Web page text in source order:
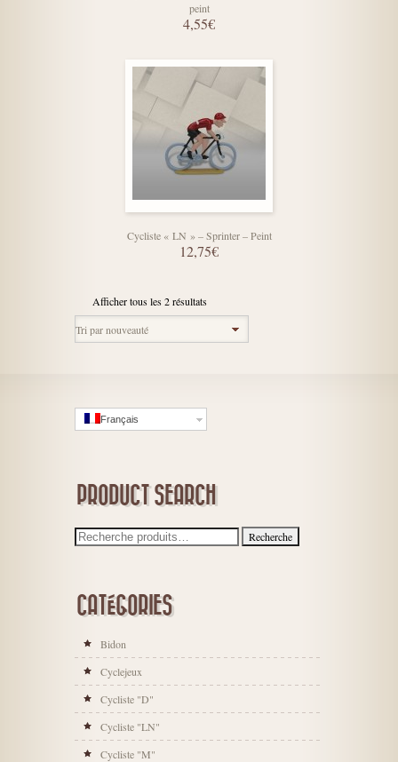
peint
4,55€
Cycliste « LN » – Sprinter – Peint
12,75€
Afficher tous les 2 résultats
Français
PRODUCT SEARCH
CATÉGORIES
Bidon
Cyclejeux
Cycliste "D"
Cycliste "LN"
Cycliste "M"